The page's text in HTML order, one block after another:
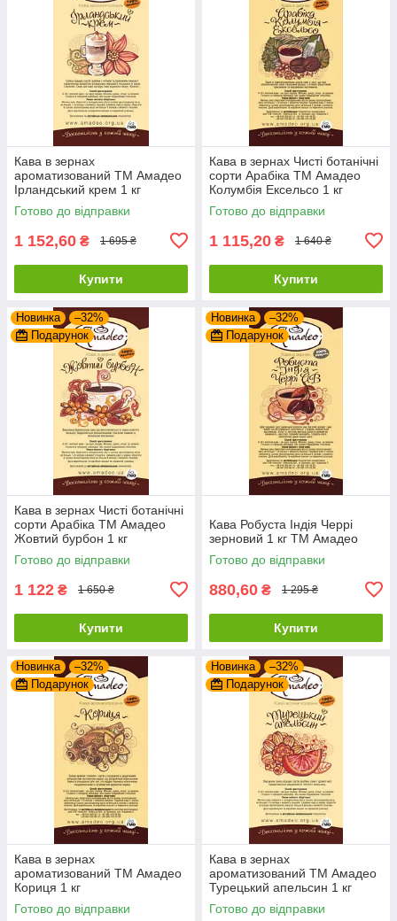
Кава в зернах
ароматизований ТМ Амадео
Ірландський крем 1 кг
Готово до відправки
1 152,60 ₴ 1 695 ₴
Купити
Кава в зернах Чисті ботанічні
сорти Арабіка ТМ Амадео
Колумбія Ексельсо 1 кг
Готово до відправки
1 115,20 ₴ 1 640 ₴
Купити
Новинка
–32%
Подарунок
Кава в зернах Чисті ботанічні
сорти Арабіка ТМ Амадео
Жовтий бурбон 1 кг
Готово до відправки
1 122 ₴ 1 650 ₴
Купити
Новинка
–32%
Подарунок
Кава Робуста Індія Черрі
зерновий 1 кг ТМ Амадео
Готово до відправки
880,60 ₴ 1 295 ₴
Купити
Новинка
–32%
Подарунок
Кава в зернах
ароматизований ТМ Амадео
Кориця 1 кг
Готово до відправки
Новинка
–32%
Подарунок
Кава в зернах
ароматизований ТМ Амадео
Турецький апельсин 1 кг
Готово до відправки